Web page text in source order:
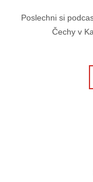
Poslechni si
Čechy v